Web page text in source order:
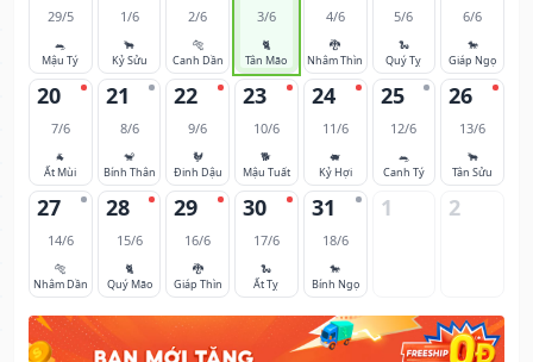
29/5
🐀
Mậu Tý
1/6
🐂
Kỷ Sửu
2/6
🐅
Canh Dần
3/6
🐈
Tân Mão
4/6
🐉
Nhâm Thìn
5/6
🐍
Quý Tỵ
6/6
🐎
Giáp Ngọ
20
7/6
🐐
Ất Mùi
21
8/6
🐒
Bính Thân
22
9/6
🐓
Đinh Dậu
23
10/6
🐕
Mậu Tuất
24
11/6
🐖
Kỷ Hợi
25
12/6
🐀
Canh Tý
26
13/6
🐂
Tân Sửu
27
14/6
🐅
Nhâm Dần
28
15/6
🐈
Quý Mão
29
16/6
🐉
Giáp Thìn
30
17/6
🐍
Ất Tỵ
31
18/6
🐎
Bính Ngọ
1 2